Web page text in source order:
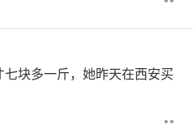
块多一斤，她昨天在西安买
••